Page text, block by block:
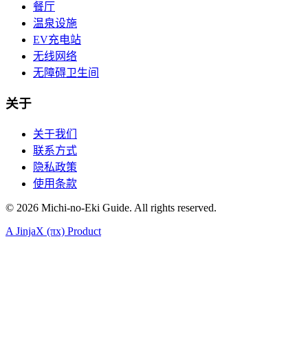
餐厅
温泉设施
EV充电站
无线网络
无障碍卫生间
关于
关于我们
联系方式
隐私政策
使用条款
© 2026 Michi-no-Eki Guide. All rights reserved.
A JinjaX (πx) Product